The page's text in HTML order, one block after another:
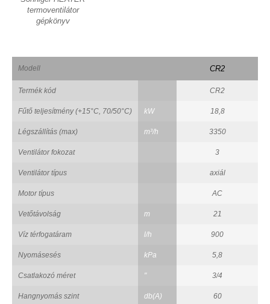
termoventilátor
gépkönyv
Modell CR2
Termék kód CR2
Fűtő teljesítmény (+15°C, 70/50°C) kW 18,8
Légszállítás (max) m³/h 3350
Ventilátor fokozat 3
Ventilátor típus axiál
Motor típus AC
Vetőtávolság m 21
Víz térfogatáram l/h 900
Nyomásesés kPa 5,8
Csatlakozó méret " 3/4
Hangnyomás szint db(A) 60